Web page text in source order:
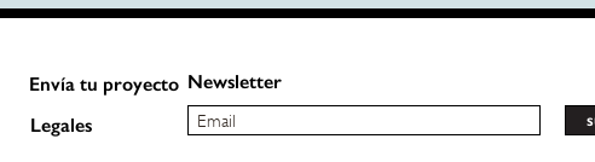
Envía tu proyecto
Legales
Newsletter